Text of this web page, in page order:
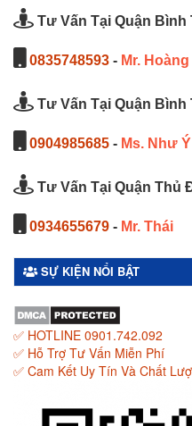
Tư Vấn Tại Quận Bình
0835748593 - Mr. Hoàng
Tư Vấn Tại Quận Bình
0904985685 - Ms. Như Ý
Tư Vấn Tại Quận Thủ
0934655679 - Mr. Thái
SỰ KIỆN NỔI BẬT
✅ HOTLINE 0901.742.092
✅ Hỗ Trợ Tư Vấn Miễn Phí
✅ Cam Kết Uy Tín Và Chất